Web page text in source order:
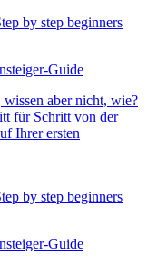
Guide
aber nicht, wie?
für Schritt von der
Ihrer ersten
Guide